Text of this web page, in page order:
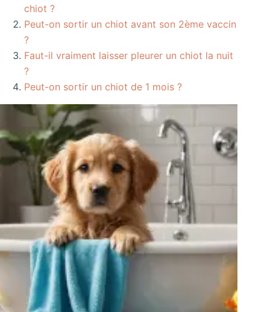
chiot ?
Peut-on sortir un chiot avant son 2ème vaccin
?
Faut-il vraiment laisser pleurer un chiot la nuit
?
Peut-on sortir un chiot de 1 mois ?